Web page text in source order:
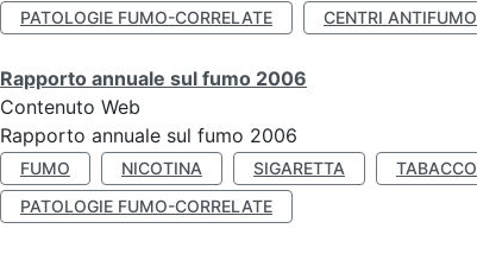
PATOLOGIE FUMO-CORRELATE
CENTRI ANTIFUMO
Rapporto annuale sul fumo 2006
Contenuto Web
Rapporto annuale sul fumo 2006
FUMO NICOTINA SIGARETTA TABACCO
PATOLOGIE FUMO-CORRELATE